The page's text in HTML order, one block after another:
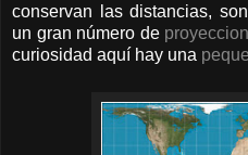
conservan las distancias,
un gran número de
curiosidad aquí hay una